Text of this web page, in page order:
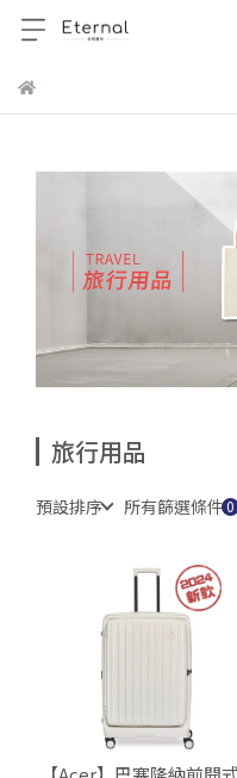
旅行用品
預設排序 所有篩選條件